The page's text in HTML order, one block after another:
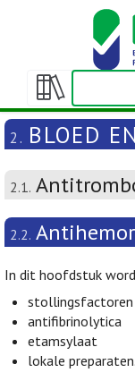
Weergeven/
inhoudstafel
2. BLOED
2.1.
2.2.
In dit hoofdstuk
stollingsfactoren
antifibrinolytica
etamsylaat
lokale preparaten.